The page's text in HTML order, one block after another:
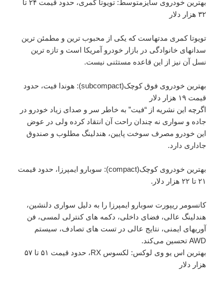
بهترین خودروی سایزمتوسط: تویوتا کمری، حدود قیمت ۲۴ تا
۳۲ هزار دلار
تویوتا کمری مدتهاست که یکی از محبوب ترین و مطمئن ترین
سدانهای خانوادگی در بازار خودرو آمریکا است و تازه ترین
نسل آن نیز از این قاعده مستثنی نیست.
بهترین خودروی فوق کوچک(subcompact): هوندا فیت، حدود
قیمت ۱۹ هزار دلار
اگرچه این نشریه از “فیت” به خاطر سر و صدای زیاد خودرو در
جاده و سواری نه چندان راحت آن انتقاد کرده ولی در عوض
این خودرو مصرف سوخت پایین، هندلینگ مطلوب و صندوق
جاداری دارد.
بهترین خودروی کوچک(compact): سوبارو ایمپرزا، حدود قیمت
۲۱ تا ۲۲ هزار دلار.
کانسومر ریپورت سوبارو ایمپرزا را به دلیل سواری دلنشین،
هندلینگ عالی، فضای داخلی، دکمه های کنترلی لمسی، فن
آوریهای ایمنی، نتایج عالی در تست های تصادف، سیستم
AWD تحسین می‌کند.
بهترین اس یو وی لوکس: لکسوس RX، حدود قیمت ۵۱ تا ۵۷
هزار دلار